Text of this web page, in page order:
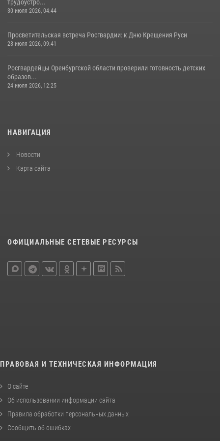
трудоустро...
30 июля 2026, 04:44
Просветительская встреча Росгвардии: к Дню Крещения Руси
28 июля 2026, 09:41
Росгвардейцы Оренбургской области проверили готовность детских
образов...
24 июля 2026, 12:25
НАВИГАЦИЯ
Новости
Карта сайта
ОФИЦИАЛЬНЫЕ СЕТЕВЫЕ РЕСУРСЫ
ПРАВОВАЯ И ТЕХНИЧЕСКАЯ ИНФОРМАЦИЯ
О сайте
Об использовании информации сайта
Правила обработки персональных данных
Сообщить об ошибках